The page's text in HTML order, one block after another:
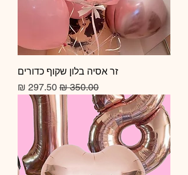
זר אסיה בלון שקוף כדורים
מחיר רגיל מחיר מבצע